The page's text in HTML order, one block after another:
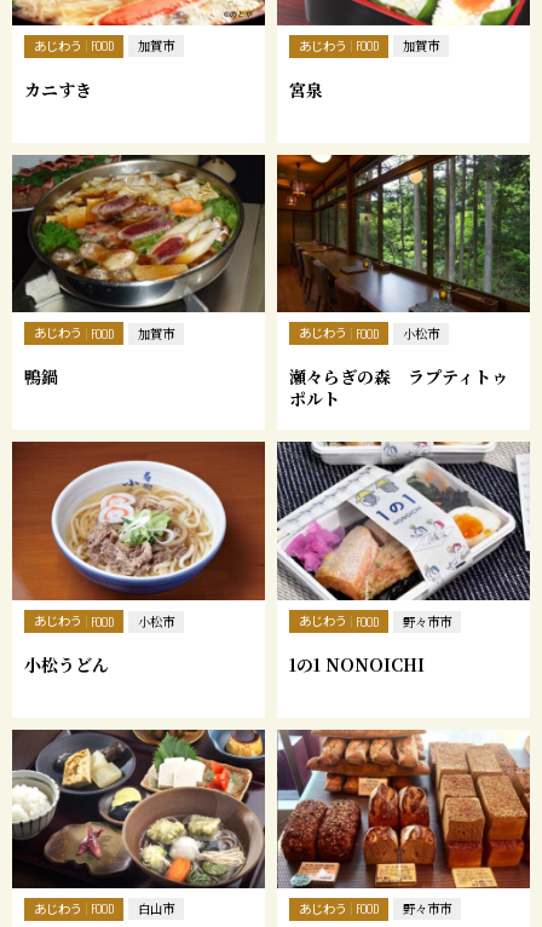
あじわう FOOD 加賀市
カニすき
あじわう FOOD 加賀市
宮泉
あじわう FOOD 加賀市
鴨鍋
あじわう FOOD 小松市
瀬々らぎの森 ラプティトゥ
ポルト
あじわう FOOD 小松市
小松うどん
あじわう FOOD 野々市市
1の1 NONOICHI
あじわう FOOD 白山市 あじわう FOOD 野々市市